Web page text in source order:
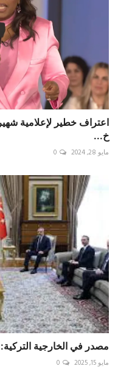
اعتراف خطير لإعلامية
خ...
مايو 28, 2024 0
مصدر في الخارجية
مايو 15, 2025 0